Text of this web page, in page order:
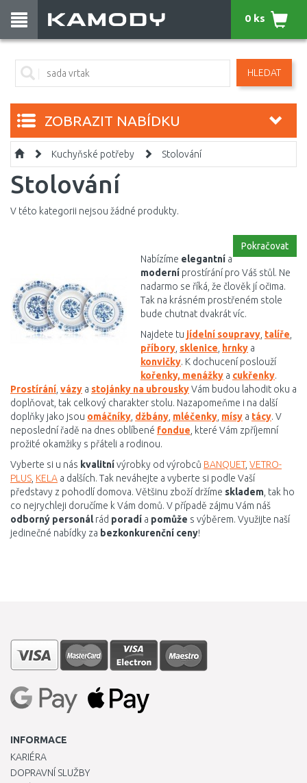
HLEDAT
0 ks
ZOBRAZIT NABÍDKU
Kuchyňské potřeby Stolování
Stolování
V této kategorii nejsou žádné produkty.
Pokračovat
Nabízíme elegantní a
moderní prostírání pro Váš stůl. Ne
nadarmo se říká, že člověk jí očima.
Tak na krásném prostřeném stole
bude chutnat dvakrát víc.
Najdete tu jídelní soupravy talíře
příbory sklenice hrnky a
konvičky. K dochucení poslouží
kořenky, menážky a cukřenky.
Prostírání vázy a stojánky na ubrouskyVám budou lahodit oku a
doplňovat, tak celkový charakter stolu. Nazapomeňme i na další
doplňky jako jsou omáčníky džbány mléčenky mísy a tácy. V
neposlední řadě na dnes oblíbené fondue , které Vám zpříjemní
prožité okamžiky s přáteli a rodinou.
Vyberte si u nás kvalitnívýrobky od výrobců BANQUET, VETRO-
PLUS KELA a dalších. Tak neváhejte a vyberte si podle Vaší
představy z pohodlí domova. Většinu zboží držíme skladem , tak ho
co nejrychleji doručíme k Vám domů. V případě zájmu Vám náš
odborný personálrád poradí a pomůže s výběrem. Využijte naší
jedinečné nabídky za bezkonkurenční ceny!
INFORMACE
KARIÉRA
DOPRAVNÍ SLUŽBY